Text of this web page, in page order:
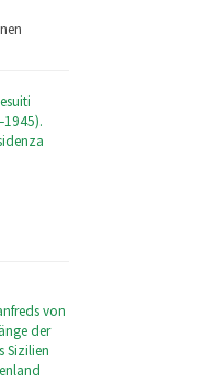
von
der
Sizilien